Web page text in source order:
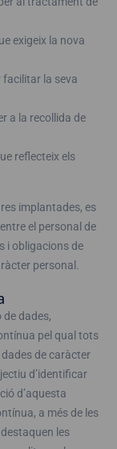
exigeix la nova
facilitar la seva
a la recollida de
reflecteix els
implantades, es
el personal de
i obligacions de
personal.
dades,
pel qual tots
de caràcter
d’identificar
d’aquesta
a més de les
les